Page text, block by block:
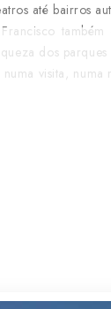
até bairros
dos
visita,